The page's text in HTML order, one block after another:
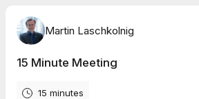
Martin Laschkolnig
15 Minute Meeting
15 minutes